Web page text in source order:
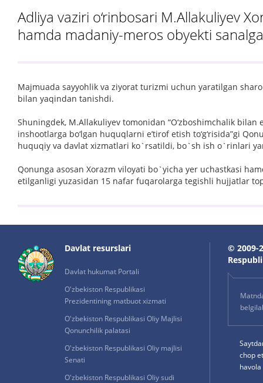
Adliya vaziri o‘rinbosari M.Allakuliyev
hamda madaniy-meros obyekti
Majmuada sayyohlik va ziyorat turizmi uchun yaratilgan
bilan yaqindan tanishdi.
Shuningdek, M.Allakuliyev tomonidan “O‘zboshimchalik
inshootlarga bo‘lgan huquqlarni e’tirof etish to‘g‘risida”gi
huquqiy va davlat xizmatlari ko`rsatildi, bo`sh ish o`rinlari
Qonunga asosan Xorazm viloyati bo`yicha yer uchastkasi
etilganligi yuzasidan 15 nafar fuqarolarga tegishli hujjatlar
Davlat resurslari
Davlat hukumat Portali
O'zbekiston Respublikasi
Prezidentining matbuot xizmati
O'zbekiston Respublikasi Oliy Majlisi
Qonunchilik palatasi
O'zbekiston Respublikasi Oliy majlisi
Senati
O'zbekiston Respublikasi Oliy sudi
© 2009-
chop